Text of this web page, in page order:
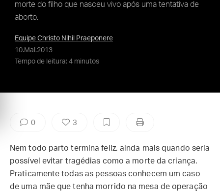
morte do filho que nasceu vivo após uma tentativa de
aborto.
Equipe Christo Nihil Praeponere
10.Mai.2013
Tempo de leitura: 4 minutos
0 3
Nem todo parto termina feliz, ainda mais quando seria
possível evitar tragédias como a morte da criança.
Praticamente todas as pessoas conhecem um caso
de uma mãe que tenha morrido na mesa de operação